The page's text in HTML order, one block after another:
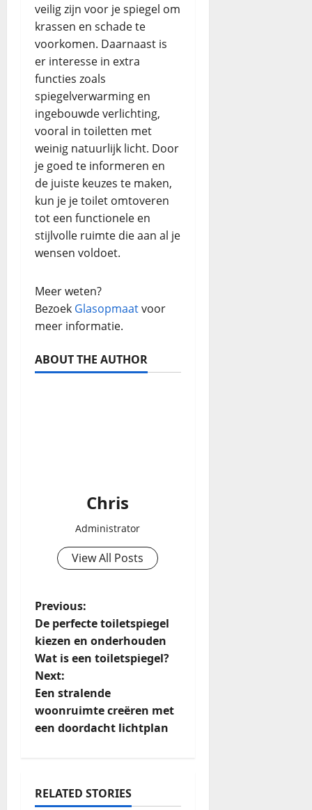
veilig zijn voor je spiegel om
krassen en schade te
voorkomen. Daarnaast is
er interesse in extra
functies zoals
spiegelverwarming en
ingebouwde verlichting,
vooral in toiletten met
weinig natuurlijk licht. Door
je goed te informeren en
de juiste keuzes te maken,
kun je je toilet omtoveren
tot een functionele en
stijlvolle ruimte die aan al je
wensen voldoet.
Meer weten?
Bezoek Glasopmaatvoor
meer informatie.
ABOUT THE AUTHOR
Chris
Administrator
View All Posts
Previous:
De perfecte toiletspiegel
kiezen en onderhouden
Wat is een toiletspiegel?
Next:
Een stralende
woonruimte creëren met
een doordacht lichtplan
RELATED STORIES
Badkamer